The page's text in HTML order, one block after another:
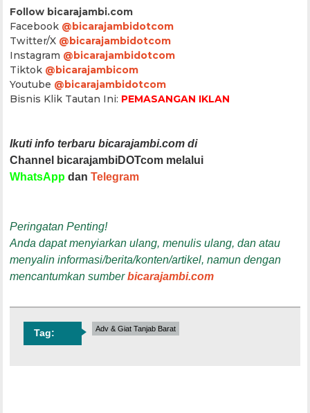
Follow bicarajambi.com
Facebook @bicarajambidotcom
Twitter/X @bicarajambidotcom
Instagram @bicarajambidotcom
Tiktok @bicarajambicom
Youtube @bicarajambidotcom
Bisnis Klik Tautan Ini: PEMASANGAN IKLAN
Ikuti info terbaru bicarajambi.com di
Channel bicarajambiDOTcom melalui
WhatsApp danTelegram
Peringatan Penting!
Anda dapat menyiarkan ulang, menulis ulang, dan atau
menyalin informasi/berita/konten/artikel, namun dengan
mencantumkan sumberbicarajambi.com
Tag: Adv & Giat Tanjab Barat